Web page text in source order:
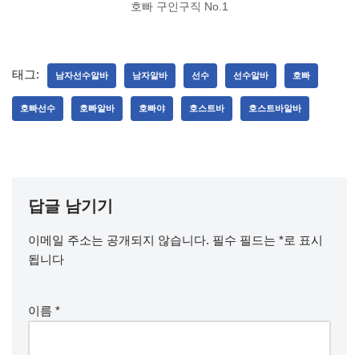
호빠 구인구직 No.1
태그: 남자선수알바 남자알바 선수 선수알바 호빠
호빠선수 호빠알바 호빠야 호스트바 호스트바알바
답글 남기기
이메일 주소는 공개되지 않습니다. 필수 필드는 *로 표시
됩니다
이름 *